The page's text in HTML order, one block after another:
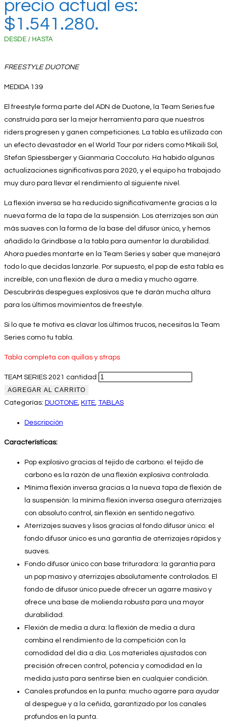
precio actual es:
$1.541.280.
DESDE / HASTA
FREESTYLE DUOTONE
MEDIDA 139
El freestyle forma parte del ADN de Duotone, la Team Series fue
construida para ser la mejor herramienta para que nuestros
riders progresen y ganen competiciones. La tabla es utilizada con
un efecto devastador en el World Tour por riders como Mikaili Sol,
Stefan Spiessberger y Gianmaria Coccoluto. Ha habido algunas
actualizaciones significativas para 2020, y el equipo ha trabajado
muy duro para llevar el rendimiento al siguiente nivel.
La flexión inversa se ha reducido significativamente gracias a la
nueva forma de la tapa de la suspensión. Los aterrizajes son aún
más suaves con la forma de la base del difusor único, y hemos
añadido la Grindbase a la tabla para aumentar la durabilidad.
Ahora puedes montarte en la Team Series y saber que manejará
todo lo que decidas lanzarle. Por supuesto, el pop de esta tabla es
increíble, con una flexión de dura a media y mucho agarre.
Descubrirás despegues explosivos que te darán mucha altura
para los últimos movimientos de freestyle.
Si lo que te motiva es clavar los últimos trucos, necesitas la Team
Series como tu tabla.
Tabla completa con quillas y straps
TEAM SERIES 2021 cantidad
AGREGAR AL CARRITO
Categorías: DUOTONE, KITE, TABLAS
Descripción
Características:
Pop explosivo gracias al tejido de carbono: el tejido de
carbono es la razón de una flexión explosiva controlada.
Mínima flexión inversa gracias a la nueva tapa de flexión de
la suspensión: la mínima flexión inversa asegura aterrizajes
con absoluto control, sin flexión en sentido negativo.
Aterrizajes suaves y lisos gracias al fondo difusor único: el
fondo difusor único es una garantía de aterrizajes rápidos y
suaves.
Fondo difusor único con base trituradora: la garantía para
un pop masivo y aterrizajes absolutamente controlados. El
fondo de difusor único puede ofrecer un agarre masivo y
ofrece una base de molienda robusta para una mayor
durabilidad.
Flexión de media a dura: la flexión de media a dura
combina el rendimiento de la competición con la
comodidad del día a día. Los materiales ajustados con
precisión ofrecen control, potencia y comodidad en la
medida justa para sentirse bien en cualquier condición.
Canales profundos en la punta: mucho agarre para ayudar
al despegue y a la ceñida, garantizado por los canales
profundos en la punta.